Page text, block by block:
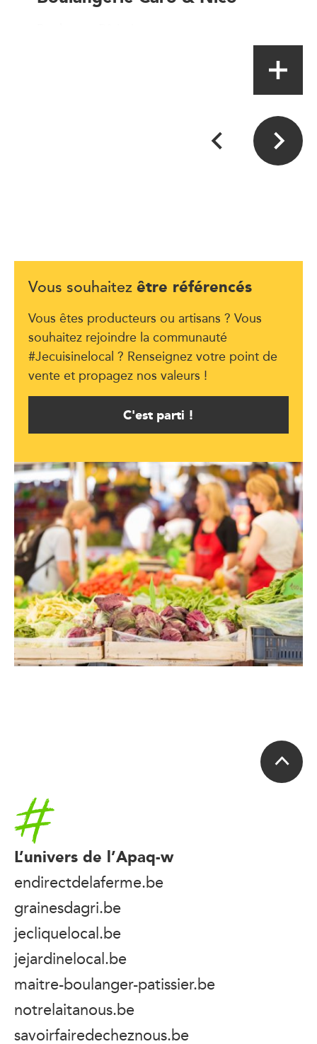
Vous souhaitez être référencés
Vous êtes producteurs ou artisans ? Vous
souhaitez rejoindre la communauté
#Jecuisinelocal ? Renseignez votre point de
vente et propagez nos valeurs !
C'est parti !
Accueil
L’univers de l’Apaq-w
endirectdelaferme.be
grainesdagri.be
jecliquelocal.be
jejardinelocal.be
maitre-boulanger-patissier.be
notrelaitanous.be
savoirfairedecheznous.be